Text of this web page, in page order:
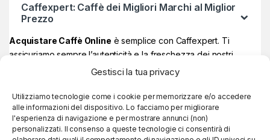
Gestisci la tua privacy
Utilizziamo tecnologie come i cookie per memorizzare e/o accedere
alle informazioni del dispositivo. Lo facciamo per migliorare
l'esperienza di navigazione e per mostrare annunci (non)
personalizzati. Il consenso a queste tecnologie ci consentirà di
Caffexpert: Caffè dei Migliori Marchi al Miglior
Prezzo
Acquistare Caffè Online è semplice con Caffexpert. Ti
assicuriamo sempre l’autenticità e la freschezza dei nostri
prodotti, garantiti Made in Italy al 100% ad un prezzo davvero
Sul nostro store online potrai trovare imigliori marchi di caffè
quelli più amati e apprezzati, e se raggiungi59€ di spesa, la
consegna è sempre gratuita!